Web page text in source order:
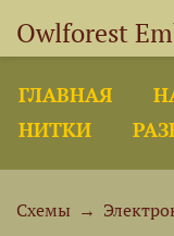
Owlforest
ГЛАВНАЯ
НИТКИ
Схемы →